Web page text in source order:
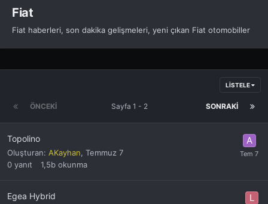
Fiat
Fiat haberleri, son dakika gelişmeleri, yeni çıkan Fiat otomobiller
LISTELE
ÖNCEKI SONRAKI
Sayfa 1 - 2
Topolino
Oluşturan: AKayhan, Temmuz 7
0 yanıt 1,5b okunma
Egea Hybrid